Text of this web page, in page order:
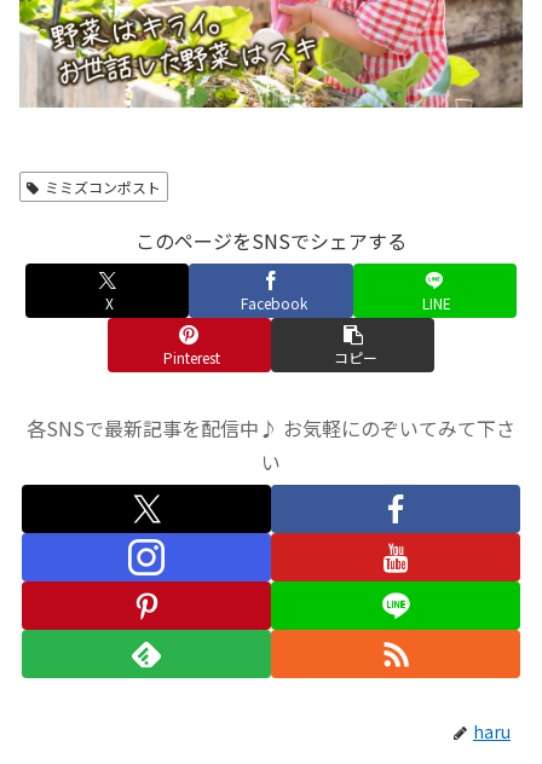
ミミズコンポスト
このページをSNSでシェアする
X Facebook LINE
Pinterest コピー
各SNSで最新記事を配信中♪ お気軽にのぞいてみて下さ
い
haru